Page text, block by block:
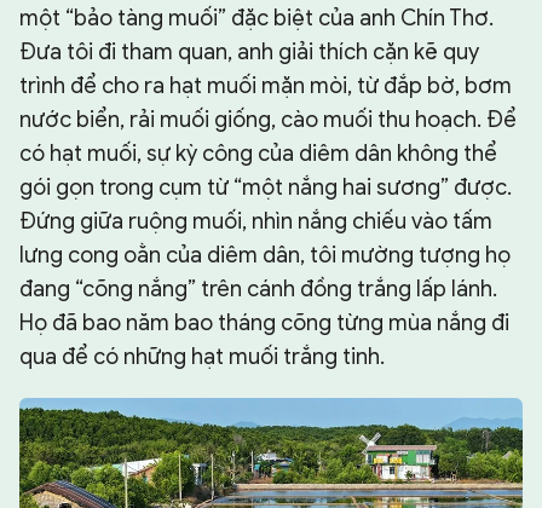
một “bảo tàng muối” đặc biệt của anh Chín Thơ.
Đưa tôi đi tham quan, anh giải thích cặn kẽ quy
trình để cho ra hạt muối mặn mòi, từ đắp bờ, bơm
nước biển, rải muối giống, cào muối thu hoạch. Để
có hạt muối, sự kỳ công của diêm dân không thể
gói gọn trong cụm từ “một nắng hai sương” được.
Đứng giữa ruộng muối, nhìn nắng chiếu vào tấm
lưng cong oằn của diêm dân, tôi mường tượng họ
đang “cõng nắng” trên cánh đồng trắng lấp lánh.
Họ đã bao năm bao tháng cõng từng mùa nắng đi
qua để có những hạt muối trắng tinh.